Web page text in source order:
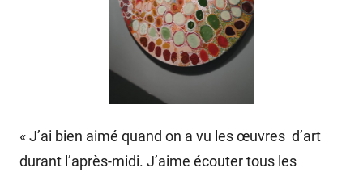
« J’ai bien aimé quand on a vu les œuvres d’art
durant l’après-midi. J’aime écouter tous les